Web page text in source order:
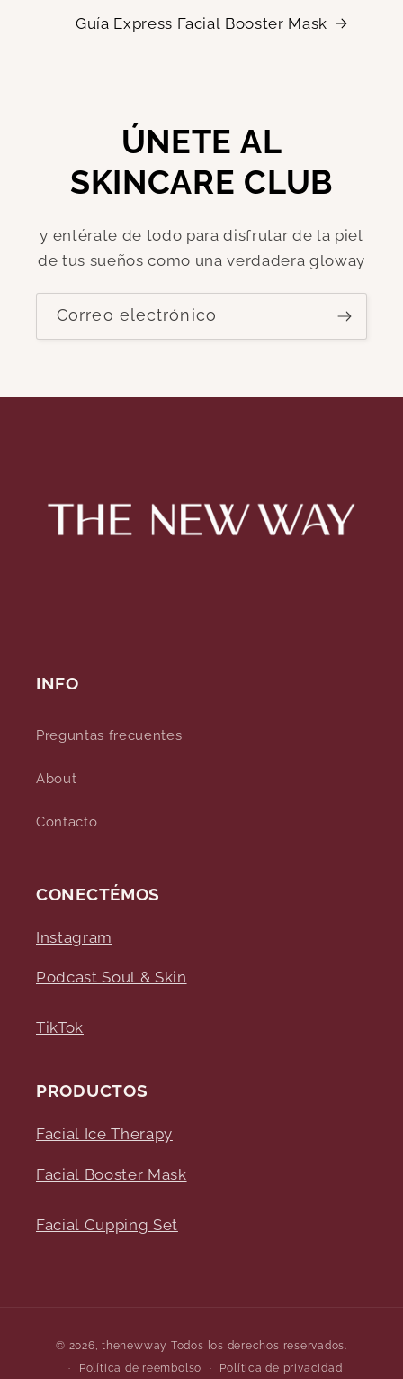
Guía Express Facial Booster Mask
ÚNETE AL
SKINCARE CLUB
y entérate de todo para disfrutar de la piel
de tus sueños como una verdadera gloway
Correo electrónico
INFO
Preguntas frecuentes
About
Contacto
CONECTÉMOS
Instagram
Podcast Soul & Skin
TikTok
PRODUCTOS
Facial Ice Therapy
Facial Booster Mask
Facial Cupping Set
de
© 2026,thenewway Todos los derechos reservados.
Política de reembolso
Política de privacidad